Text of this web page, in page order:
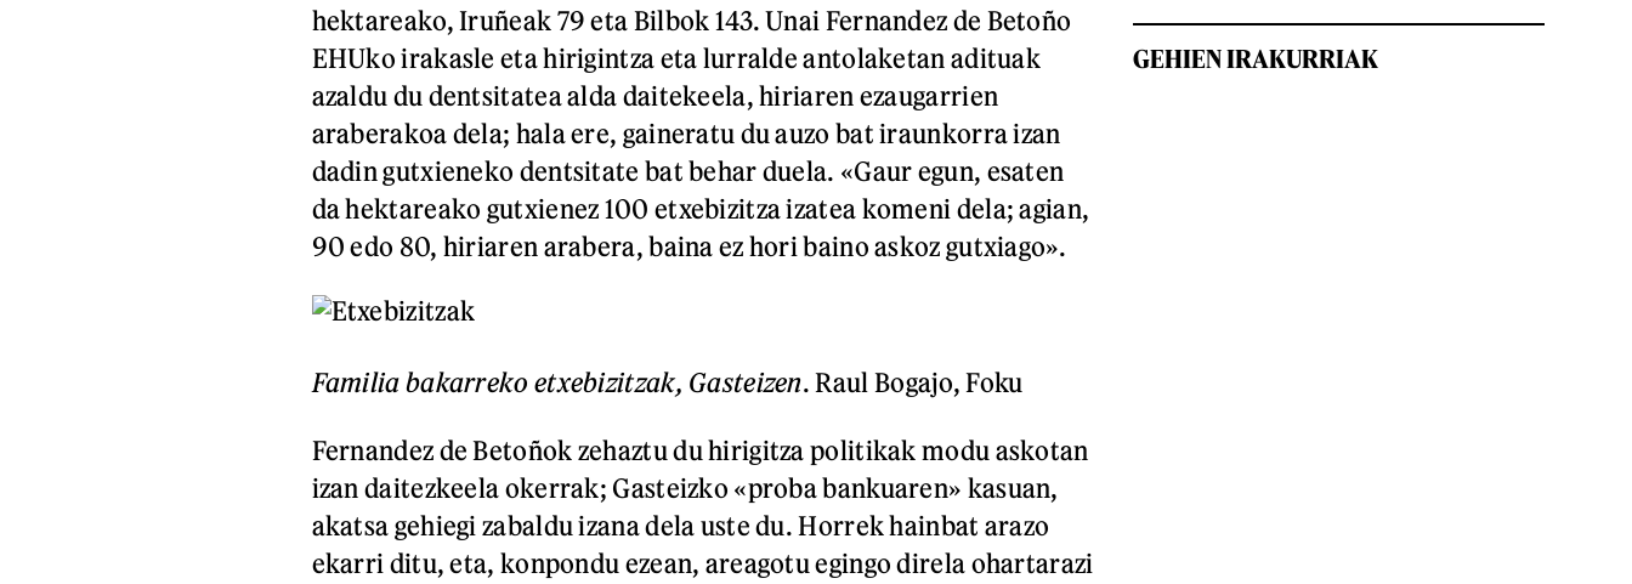
hektareako, Iruñeak 79 eta Bilbok 143. Unai Fernandez de Betoño
EHUko irakasle eta hirigintza eta lurralde antolaketan adituak
azaldu du dentsitatea alda daitekeela, hiriaren ezaugarrien
araberakoa dela; hala ere, gaineratu du auzo bat iraunkorra izan
dadin gutxieneko dentsitate bat behar duela. «Gaur egun, esaten
da hektareako gutxienez 100 etxebizitza izatea komeni dela; agian,
90 edo 80, hiriaren arabera, baina ez hori baino askoz gutxiago».
Familia bakarreko etxebizitzak, Gasteizen. Raul Bogajo, Foku
Fernandez de Betoñok zehaztu du hirigitza politikak modu askotan
izan daitezkeela okerrak; Gasteizko «proba bankuaren» kasuan,
akatsa gehiegi zabaldu izana dela uste du. Horrek hainbat arazo
ekarri ditu, eta, konpondu ezean, areagotu egingo direla ohartarazi
GEHIEN IRAKURRIAK